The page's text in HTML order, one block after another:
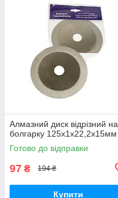
Алмазний диск відрізний на
болгарку 125х1х22,2х15мм
Готово до відправки
97 ₴ 194 ₴
Купити